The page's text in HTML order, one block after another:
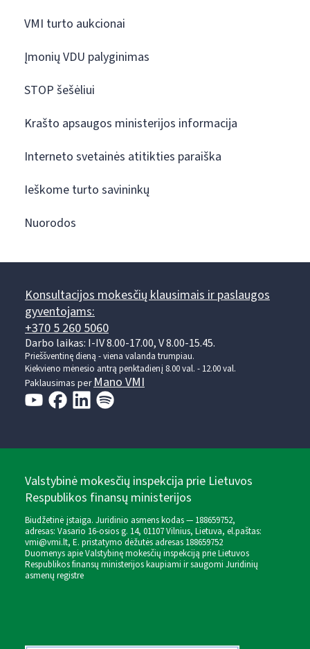
VMI turto aukcionai
Įmonių VDU palyginimas
STOP šešėliui
Krašto apsaugos ministerijos informacija
Interneto svetainės atitikties paraiška
Ieškome turto savininkų
Nuorodos
Konsultacijos mokesčių klausimais ir paslaugos
gyventojams:
+370 5 260 5060
Darbo laikas: I-IV 8.00-17.00, V 8.00-15.45.
Prieššventinę dieną - viena valanda trumpiau.
Kiekvieno mėnesio antrą penktadienį 8.00 val. - 12.00 val.
Paklausimas per Mano VMI
Valstybinė mokesčių inspekcija prie Lietuvos
Respublikos finansų ministerijos
Biudžetinė įstaiga. Juridinio asmens kodas — 188659752,
adresas: Vasario 16-osios g. 14, 01107 Vilnius, Lietuva, el.paštas:
vmi@vmi.lt, E. pristatymo dėžutės adresas 188659752
Duomenys apie Valstybinę mokesčių inspekciją prie Lietuvos
Respublikos finansų ministerijos kaupiami ir saugomi Juridinių
asmenų registre